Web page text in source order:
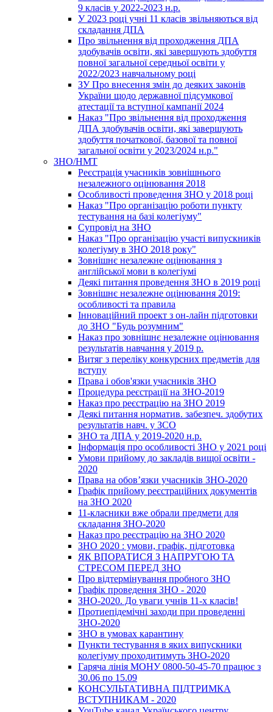
9 класів у 2022-2023 н.р.
У 2023 році учні 11 класів звільняються від
складання ДПА
Про звільнення від проходження ДПА
здобувачів освіти, які завершують здобуття
повної загальної середньої освіти у
2022/2023 навчальному році
ЗУ Про внесення змін до деяких законів
України щодо державної підсумкової
атестації та вступної кампанії 2024
Наказ "Про звільнення від проходження
ДПА здобувачів освіти, які завершують
здобуття початкової, базової та повної
загальної освіти у 2023/2024 н.р."
ЗНО/НМТ
Реєстрація учасників зовнішнього
незалежного оцінювання 2018
Особливості проведення ЗНО у 2018 році
Наказ "Про організацію роботи пункту
тестування на базі колегіуму"
Супровід на ЗНО
Наказ "Про організацію участі випускників
колегіуму в ЗНО 2018 року"
Зовнішнє незалежне оцінювання з
англійської мови в колегіумі
Деякі питання проведення ЗНО в 2019 році
Зовнішнє незалежне оцінювання 2019:
особливості та правила
Інноваційний проект з он-лайн підготовки
до ЗНО "Будь розумним"
Наказ про зовнішнє незалежне оцінювання
результатів навчання у 2019 р.
Витяг з переліку конкурсних предметів для
вступу
Права і обов'язки учасників ЗНО
Процедура реєстрації на ЗНО-2019
Наказ про реєстрацію на ЗНО 2019
Деякі питання норматив. забезпеч. здобутих
результатів навч. у ЗСО
ЗНО та ДПА у 2019-2020 н.р.
Інформація про особливості ЗНО у 2021 році
Умови прийому до закладів вищої освіти -
2020
Права на обов’язки учасників ЗНО-2020
Графік прийому реєстраційних документів
на ЗНО 2020
11-класники вже обрали предмети для
складання ЗНО-2020
Наказ про реєстрацію на ЗНО 2020
ЗНО 2020 : умови, графік, підготовка
ЯК ВПОРАТИСЯ З НАПРУГОЮ ТА
СТРЕСОМ ПЕРЕД ЗНО
Про відтермінування пробного ЗНО
Графік проведення ЗНО - 2020
ЗНО-2020. До уваги учнів 11-х класів!
Протиепідемічні заходи при проведенні
ЗНО-2020
ЗНО в умовах карантину
Пункти тестування в яких випускники
колегіуму проходитимуть ЗНО-2020
Гаряча лінія МОНУ 0800-50-45-70 працює з
30.06 по 15.09
КОНСУЛЬТАТИВНА ПІДТРИМКА
ВСТУПНИКАМ - 2020